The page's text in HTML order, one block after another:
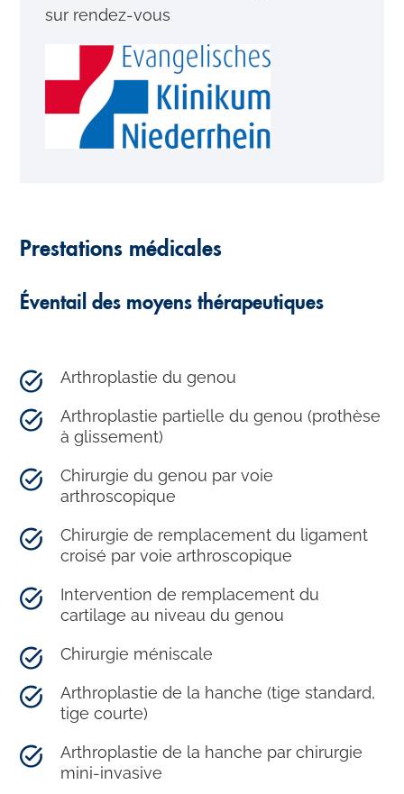
sur rendez-vous
Prestations médicales
Éventail des moyens thérapeutiques
Arthroplastie du genou
Arthroplastie partielle du genou (prothèse
à glissement)
Chirurgie du genou par voie
arthroscopique
Chirurgie de remplacement du ligament
croisé par voie arthroscopique
Intervention de remplacement du
cartilage au niveau du genou
Chirurgie méniscale
Arthroplastie de la hanche (tige standard,
tige courte)
Arthroplastie de la hanche par chirurgie
mini-invasive